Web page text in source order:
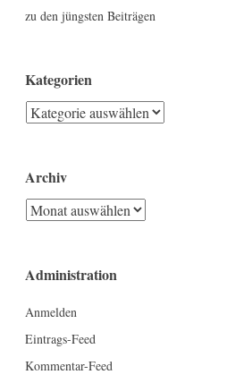
zu den jüngsten Beiträgen
Kategorien
Kategorien
Archiv
Archiv
Administration
Anmelden
Eintrags-Feed
Kommentar-Feed